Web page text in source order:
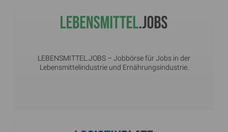
LEBENSMITTEL.JOBS – Jobbörse für Jobs in der
Lebensmittelindustrie und Ernährungsindustrie.